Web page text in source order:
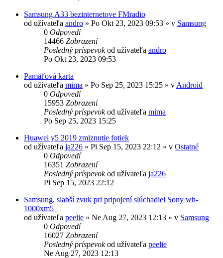
Samsung A33 bezinternetove FMradio
od užívateľa andro » Po Okt 23, 2023 09:53 » v Samsung
0 Odpovedí
14466 Zobrazení
Posledný príspevokod užívateľa andro
Po Okt 23, 2023 09:53
Pamäťová karta
od užívateľa mima » Po Sep 25, 2023 15:25 » v Android
0 Odpovedí
15953 Zobrazení
Posledný príspevokod užívateľa mima
Po Sep 25, 2023 15:25
Huawei y5 2019 zmiznutie fotiek
od užívateľa ja226 » Pi Sep 15, 2023 22:12 » v Ostatné
0 Odpovedí
16351 Zobrazení
Posledný príspevokod užívateľa ja226
Pi Sep 15, 2023 22:12
Samsung, slabší zvuk pri pripojení slúchadiel Sony wh-
1000xm5
od užívateľa peelie » Ne Aug 27, 2023 12:13 » v Samsung
0 Odpovedí
16027 Zobrazení
Posledný príspevokod užívateľa peelie
Ne Aug 27, 2023 12:13